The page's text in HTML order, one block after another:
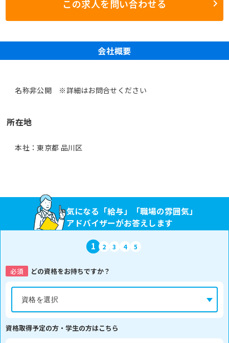
この求人を問い合わせる
会社概要
名称非公開 ※詳細はお問合せください
所在地
本社：東京都 品川区
気になる「給与」「職場の雰囲気」
アドバイザーがお答えします
1 2 3 4 5
必須 どの資格をお持ちですか？
資格取得予定の方・学生の方はこちら